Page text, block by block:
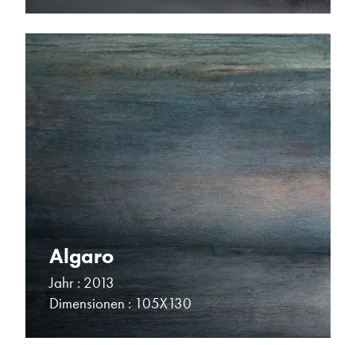
Algaro
Jahr : 2013
Dimensionen : 105X130